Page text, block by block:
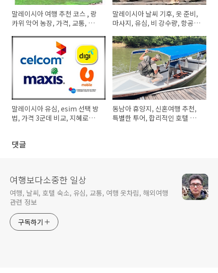
말레이시아 여행 추천 코스 , 랑
카위 악어 농장, 가격, 교통, 유심
말레이시아 날씨 기후, 옷 준비,
마사지, 유심, 비 강수량, 항공권
말레이시아 유심, esim 선택 방
법, 가격 3군데 비교, 지혜로운
동남아 휴양지, 신혼여행 추천,
특별한 투어, 합리적인 호텔 가
댓글
여행보다소중한 일상
여행, 날씨, 호텔 숙소, 유심, 교통, 여행 옷차림, 해외여행
관련 정보
구독하기